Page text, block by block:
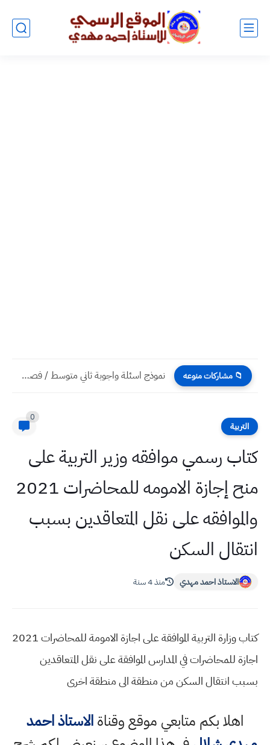
📁 مشاركات منوعه نموذج اسئلة واجوبة ثاني متوسط / فصل ثاني / شهر...
التربية
0
كتاب رسمي موافقه وزير التربية على
منح إجازة الامومه للمحاضرات 2021
والموافقه على نقل المتعاقدين بسبب
انتقال السكن
الاستاذ احمد مهدي منذ 4 سنة
كتاب وزارة التربية الموافقة على اجازة الامومة للمحاضرات 2021
اجازة للمحاضرات في المدارس الموافقة على نقل المتعاقدين
بسبب انتقال السكن من منطقة الى منطقة اخرى
اهلا بكم متابعي موقع وقناةالاستاذ احمد